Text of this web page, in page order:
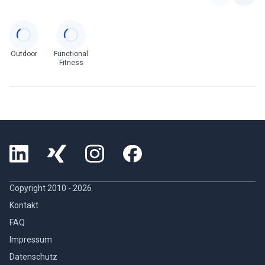
Categories
Outdoor
Functional
Fitness
Copyright 2010 - 2026
Kontakt
FAQ
Impressum
Datenschutz